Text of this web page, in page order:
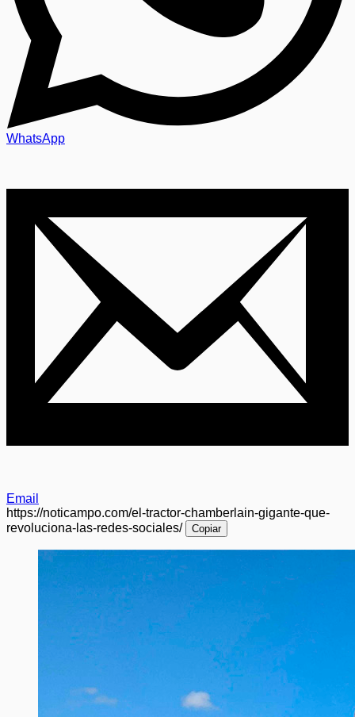
WhatsApp
Email
https://noticampo.com/el-tractor-chamberlain-gigante-que-
revoluciona-las-redes-sociales/
Copiar